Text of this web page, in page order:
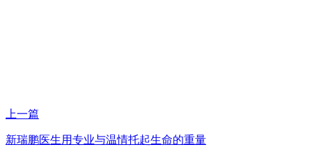
上一篇
新瑞鹏医生用专业与温情托起生命的重量